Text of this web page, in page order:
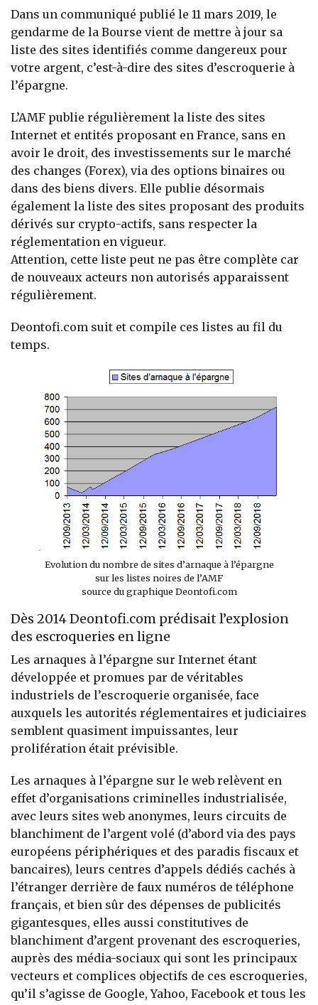
Dans un communiqué publié le 11 mars 2019, le
gendarme de la Bourse vient de mettre à jour sa
liste des sites identifiés comme dangereux pour
votre argent, c’est-à-dire des sites d’escroquerie à
l’épargne.
L’AMF publie régulièrement la liste des sites
Internet et entités proposant en France, sans en
avoir le droit, des investissements sur le marché
des changes (Forex), via des options binaires ou
dans des biens divers. Elle publie désormais
également la liste des sites proposant des produits
dérivés sur crypto-actifs, sans respecter la
réglementation en vigueur.
Attention, cette liste peut ne pas être complète car
de nouveaux acteurs non autorisés apparaissent
régulièrement.
Deontofi.com suit et compile ces listes au fil du
temps.
Evolution du nombre de sites d’arnaque à l’épargne
sur les listes noires de l’AMF
source du graphique Deontofi.com
Dès 2014 Deontofi.com prédisait l’explosion
des escroqueries en ligne
Les arnaques à l’épargne sur Internet étant
développée et promues par de véritables
industriels de l’escroquerie organisée, face
auxquels les autorités réglementaires et judiciaires
semblent quasiment impuissantes, leur
prolifération était prévisible.
Les arnaques à l’épargne sur le web relèvent en
effet d’organisations criminelles industrialisée,
avec leurs sites web anonymes, leurs circuits de
blanchiment de l’argent volé (d’abord via des pays
européens périphériques et des paradis fiscaux et
bancaires), leurs centres d’appels dédiés cachés à
l’étranger derrière de faux numéros de téléphone
français, et bien sûr des dépenses de publicités
gigantesques, elles aussi constitutives de
blanchiment d’argent provenant des escroqueries,
auprès des média-sociaux qui sont les principaux
vecteurs et complices objectifs de ces escroqueries,
qu’il s’agisse de Google, Yahoo, Facebook et tous les